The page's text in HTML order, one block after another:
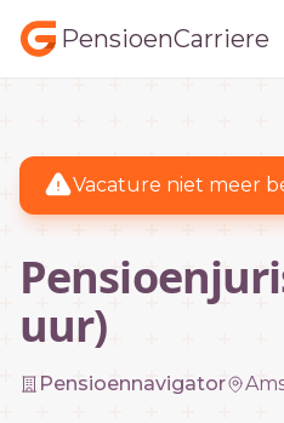
PensioenCarriere
Vacature niet meer
uur)
Pensioennavigator